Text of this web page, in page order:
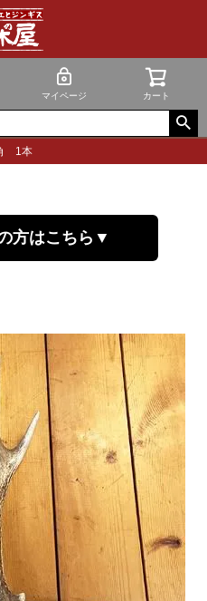
マイページ カート
1本
方はこちら▼